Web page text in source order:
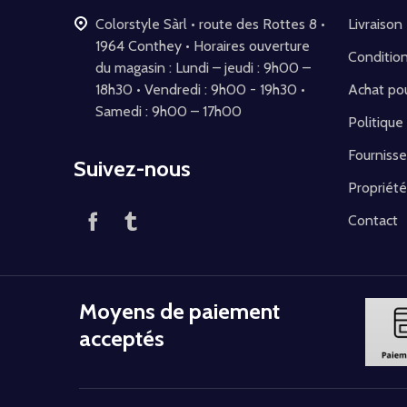
Colorstyle Sàrl • route des Rottes 8 •
1964 Conthey • Horaires ouverture
du magasin : Lundi – jeudi : 9h00 –
18h30 • Vendredi : 9h00 - 19h30 •
Samedi : 9h00 – 17h00
Suivez-nous
Achat
Contact
Moyens de paiement
acceptés